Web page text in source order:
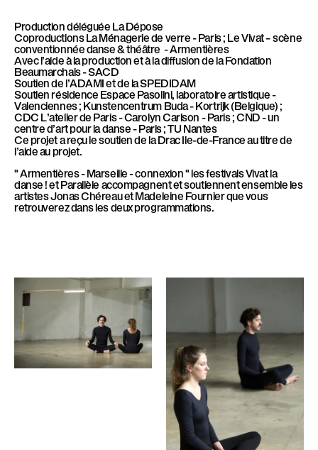
Production déléguée La Dépose
CoproductionsLa Ménagerie de verre - Paris ; Le Vivat – scène
conventionnée danse & théâtre - Armentières
Avec l’aide à la production et à la diffusionde la Fondation
Beaumarchais - SACD
Soutiende l’ADAMI et de la SPEDIDAM
Soutien résidence Espace Pasolini, laboratoire artistique -
Valenciennes ; Kunstencentrum Buda - Kortrijk (Belgique) ;
CDC L’atelier de Paris - Carolyn Carlson - Paris ; CND - un
centre d’art pour la danse - Paris ; TU Nantes
Ce projet a reçu le soutien de la Drac Ile-de-France au titre de
l’aide au projet.
" Armentières - Marseille - connexion "les festivals Vivat la
danse ! et Parallèle accompagnent et soutiennent ensemble les
artistes Jonas Chéreau et Madeleine Fournier que vous
retrouverez dans les deux programmations.